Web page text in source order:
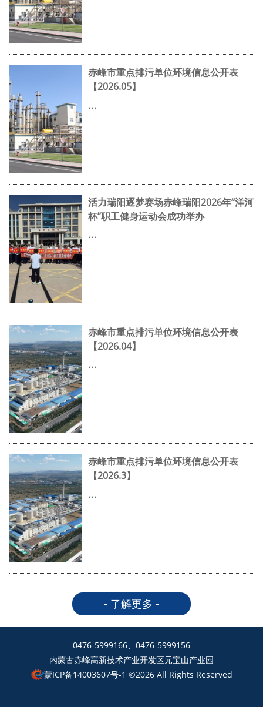
赤峰市重点排污单位环境信息公开表
【2026.05】
...
活力瑞阳逐梦赛场赤峰瑞阳2026年“洋河
杯”职工健身运动会成功举办
...
赤峰市重点排污单位环境信息公开表
【2026.04】
...
赤峰市重点排污单位环境信息公开表
【2026.3】
...
- 了解更多 -
0476-5999166、0476-5999156
内蒙古赤峰高新技术产业开发区元宝山产业园
蒙ICP备14003607号-1 ©2026 All Rights Reserved